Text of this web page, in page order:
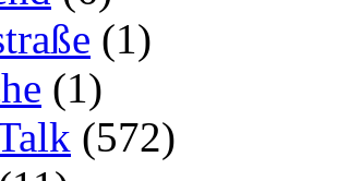
(1)
(1)
(572)